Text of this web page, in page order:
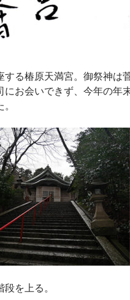
する椿原天満宮。御祭神は
にお会いできず、今年の年
を上る。